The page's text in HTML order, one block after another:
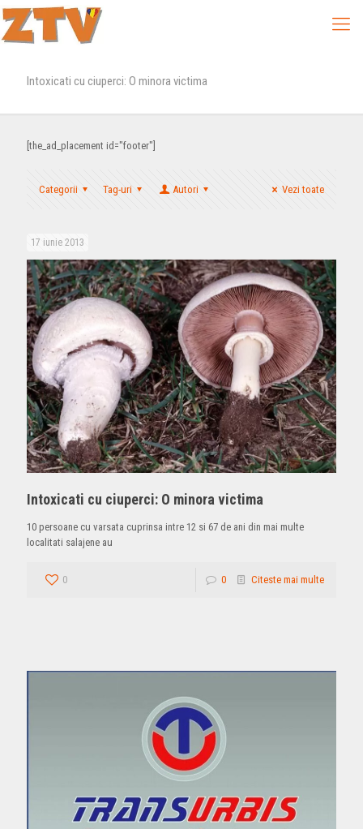
Intoxicati cu ciuperci: O minora victima
[the_ad_placement id="footer"]
Categorii Tag-uri Autori Vezi toate
17 iunie 2013
Intoxicati cu ciuperci: O minora victima
10 persoane cu varsata cuprinsa intre 12 si 67 de ani din mai multe
localitati salajene au
0 0 Citeste mai multe